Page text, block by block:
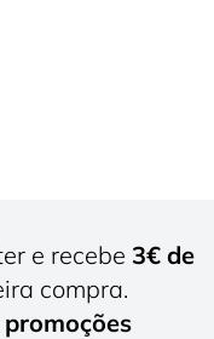
e recebe 3€ de
compra.
promoções